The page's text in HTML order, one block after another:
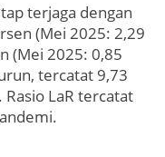
terjaga dengan
(Mei 2025: 2,29
(Mei 2025: 0,85
tercatat 9,73
LaR tercatat